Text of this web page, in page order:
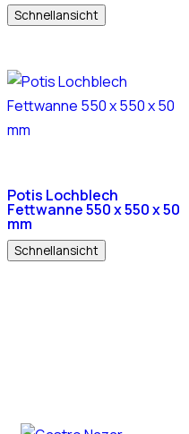
Schnellansicht
Potis Lochblech
Fettwanne 550 x 550 x 50
mm
Schnellansicht